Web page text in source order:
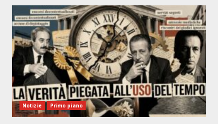
Notizie Primo piano